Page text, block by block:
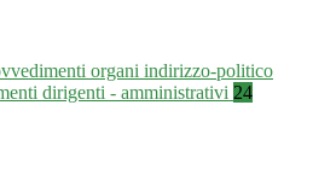
organi indirizzo-politico
dirigenti - amministrativi 24